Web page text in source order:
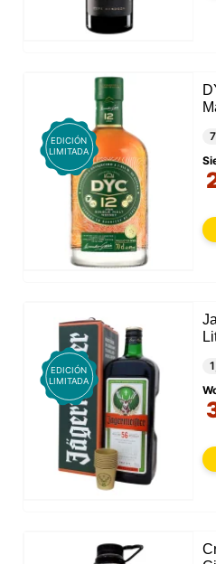
EDICIÓN
LIMITADA
EDICIÓN
LIMITADA
almacenar y escribir